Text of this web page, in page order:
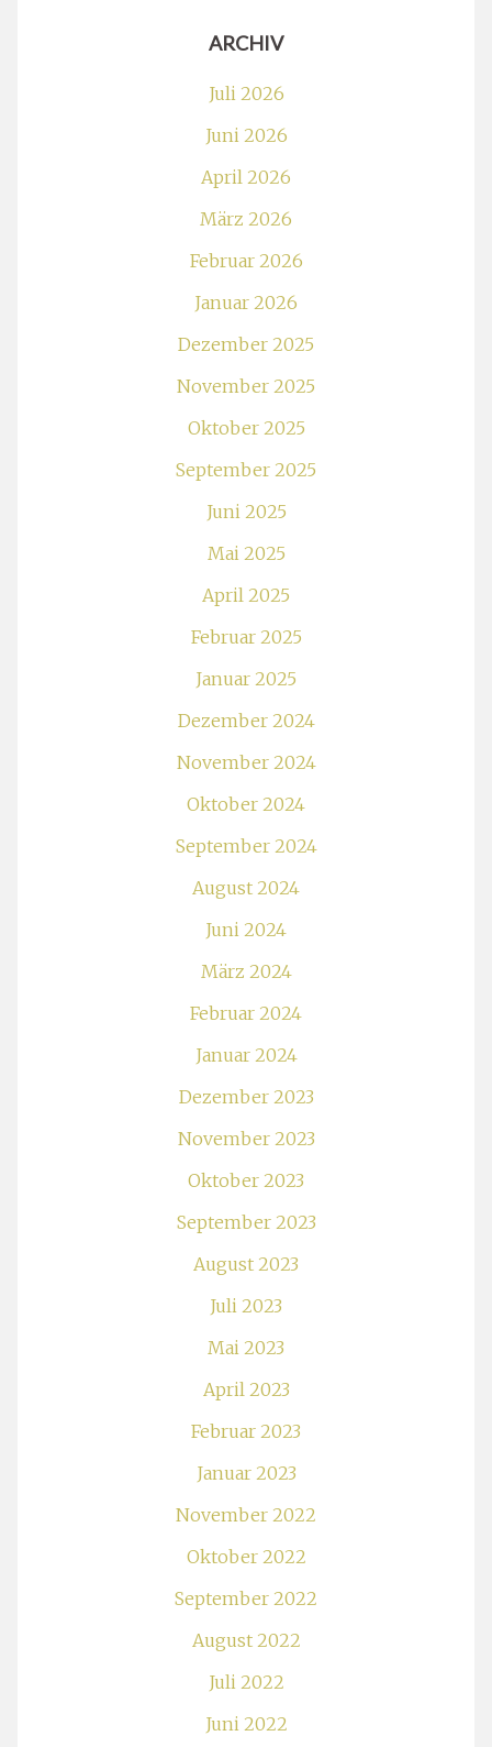
ARCHIV
Juli 2026
Juni 2026
April 2026
März 2026
Februar 2026
Januar 2026
Dezember 2025
November 2025
Oktober 2025
September 2025
Juni 2025
Mai 2025
April 2025
Februar 2025
Januar 2025
Dezember 2024
November 2024
Oktober 2024
September 2024
August 2024
Juni 2024
März 2024
Februar 2024
Januar 2024
Dezember 2023
November 2023
Oktober 2023
September 2023
August 2023
Juli 2023
Mai 2023
April 2023
Februar 2023
Januar 2023
November 2022
Oktober 2022
September 2022
August 2022
Juli 2022
Juni 2022